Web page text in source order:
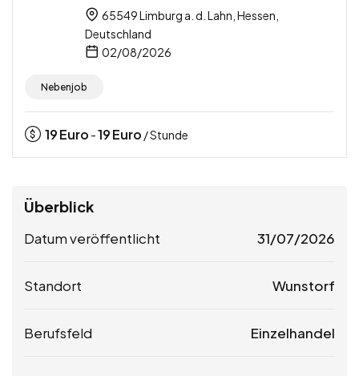
65549 Limburg a. d. Lahn, Hessen,
Deutschland
02/08/2026
Nebenjob
19Euro -19Euro / Stunde
Überblick
Datum veröffentlicht 31/07/2026
Standort Wunstorf
Berufsfeld Einzelhandel